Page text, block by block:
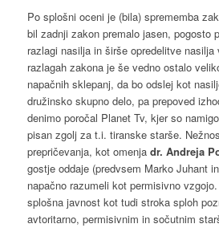
Po splošni oceni je (bila) sprememba
bil zadnji zakon premalo jasen, pogosto
razlagi nasilja in širše opredelitve nasilja
razlagah zakona je še vedno ostalo
napačnih sklepanj, da bo odslej kot
družinsko skupno delo, pa prepoved
denimo poročal Planet Tv, kjer so
pisan zgolj za t.i. tiranske starše.
prepričevanja, kot omenja dr. Andreja
gostje oddaje (predvsem Marko Juhant
napačno razumeli kot permisivno
splošna javnost kot tudi stroka sploh
avtoritarno, permisivnim in sočutnim